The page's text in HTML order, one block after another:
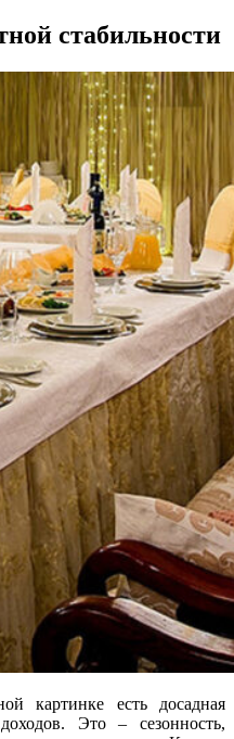
стабильности
картинке есть досадная
Это – сезонность,